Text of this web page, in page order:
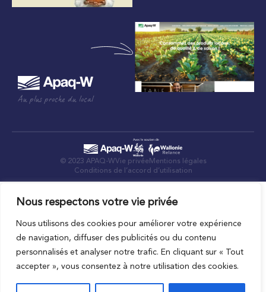
Nous respectons votre vie privée
Nous utilisons des cookies pour améliorer votre expérience
de navigation, diffuser des publicités ou du contenu
personnalisés et analyser notre trafic. En cliquant sur « Tout
accepter », vous consentez à notre utilisation des cookies.
Au plus proche du local
© 2023 APAQ-WVie privée Mentions légales
Conditions de l’accord d’utilisation